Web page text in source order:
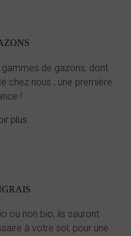
de gazons, dont
chez nous ; une première
!
plus
ou non bio, ils sauront
à votre sol, pour une